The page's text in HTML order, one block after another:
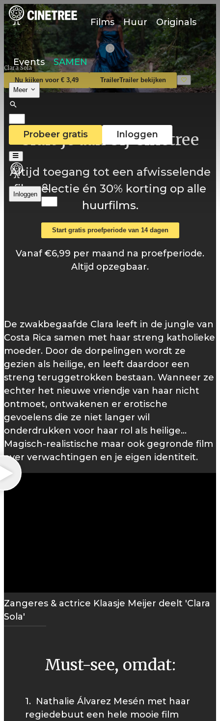
Films Huur Originals
Events SAMEN
Meer
Probeer gratis Inloggen
Inloggen
Clara Sola
Nu kijken voor € 3,49 TrailerTrailer bekijken
Sluit je aan bij Cinetree
Altijd toegang tot een afwisselende
filmselectie én 30% korting op alle
huurfilms.
Start gratis proefperiode van 14 dagen
Vanaf €6,99 per maand na proefperiode.
Altijd opzegbaar.
De zwakbegaafde Clara leeft in de jungle van
Costa Rica samen met haar streng katholieke
moeder. Door de dorpelingen wordt ze
gezien als heilige, en leeft daardoor een
streng teruggetrokken bestaan. Wanneer ze
echter het nieuwe vriendje van haar nicht
ontmoet, ontwakenen er erotische
gevoelens die ze niet langer wil
onderdrukken voor haar rol als heilige...
Magisch-realistische maar ook gegronde film
over verwachtingen en je eigen identiteit.
Zangeres & actrice Klaasje Meijer deelt 'Clara
Sola'
Must-see, omdat:
1. Nathalie Álvarez Mesén met haar
regiedebuut een hele mooie film